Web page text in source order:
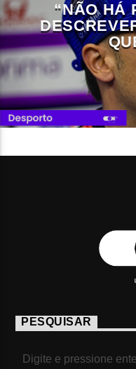
“NÃO HÁ
PESQUISAR